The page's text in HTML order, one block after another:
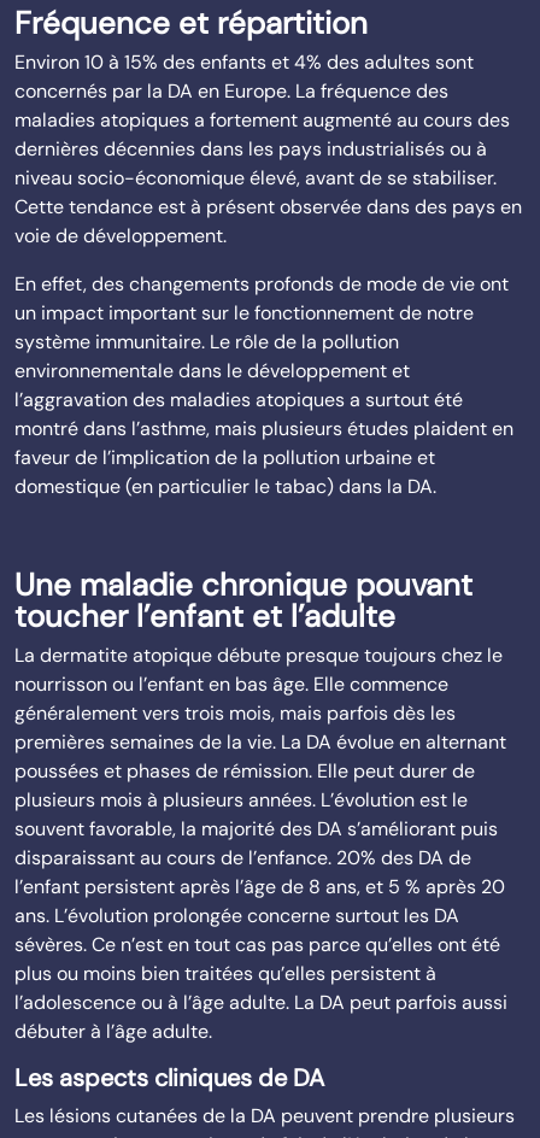
Fréquence et répartition
Environ 10 à 15% des enfants et 4% des adultes sont
concernés par la DA en Europe. La fréquence des
maladies atopiques a fortement augmenté au cours des
dernières décennies dans les pays industrialisés ou à
niveau socio-économique élevé, avant de se stabiliser.
Cette tendance est à présent observée dans des pays en
voie de développement.
En effet, des changements profonds de mode de vie ont
un impact important sur le fonctionnement de notre
système immunitaire. Le rôle de la pollution
environnementale dans le développement et
l’aggravation des maladies atopiques a surtout été
montré dans l’asthme, mais plusieurs études plaident en
faveur de l’implication de la pollution urbaine et
domestique (en particulier le tabac) dans la DA.
Une maladie chronique pouvant
toucher l’enfant et l’adulte
La dermatite atopique débute presque toujours chez le
nourrisson ou l’enfant en bas âge. Elle commence
généralement vers trois mois, mais parfois dès les
premières semaines de la vie. La DA évolue en alternant
poussées et phases de rémission. Elle peut durer de
plusieurs mois à plusieurs années. L’évolution est le
souvent favorable, la majorité des DA s’améliorant puis
disparaissant au cours de l’enfance. 20% des DA de
l’enfant persistent après l’âge de 8 ans, et 5 % après 20
ans. L’évolution prolongée concerne surtout les DA
sévères. Ce n’est en tout cas pas parce qu’elles ont été
plus ou moins bien traitées qu’elles persistent à
l’adolescence ou à l’âge adulte. La DA peut parfois aussi
débuter à l’âge adulte.
Les aspects cliniques de DA
Les lésions cutanées de la DA peuvent prendre plusieurs